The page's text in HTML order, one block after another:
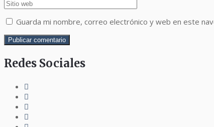
Guarda mi nombre, correo electrónico y web en este
Redes Sociales